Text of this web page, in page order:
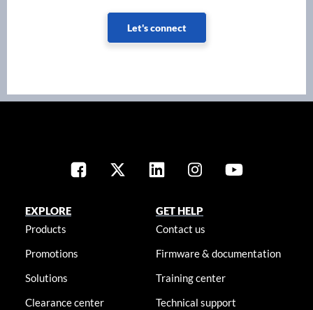
Let's connect
EXPLORE
Products
Promotions
Solutions
Clearance center
GET HELP
Contact us
Firmware & documentation
Training center
Technical support